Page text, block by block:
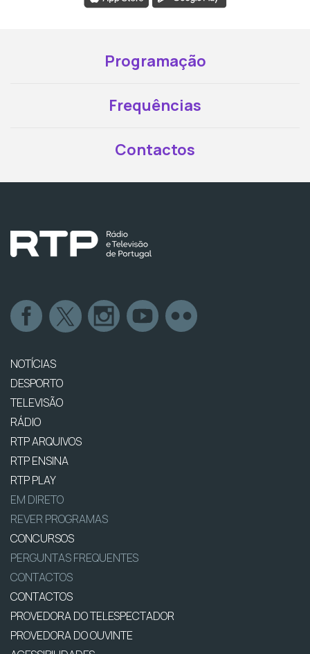
Programação
Frequências
Contactos
NOTÍCIAS
DESPORTO
TELEVISÃO
RÁDIO
RTP ARQUIVOS
RTP ENSINA
RTP PLAY
EM DIRETO
REVER PROGRAMAS
CONCURSOS
PERGUNTAS FREQUENTES
CONTACTOS
CONTACTOS
PROVEDORA DO TELESPECTADOR
PROVEDORA DO OUVINTE